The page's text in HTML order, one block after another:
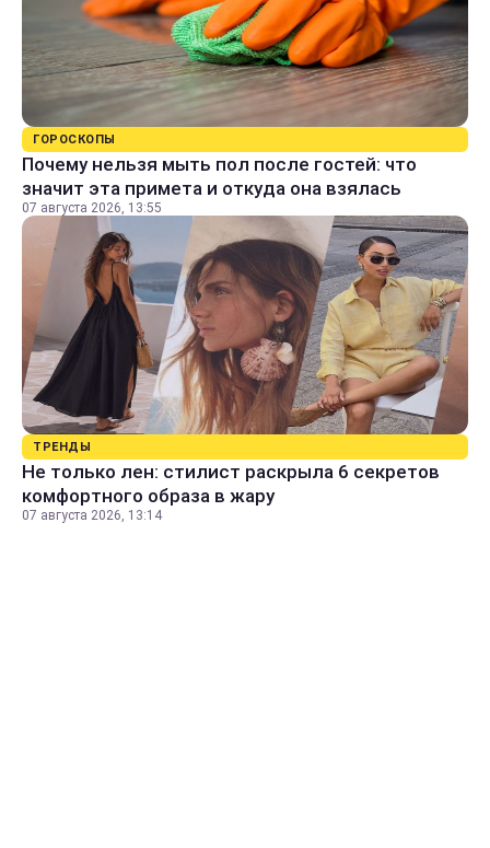
ГОРОСКОПЫ
Почему нельзя мыть пол после гостей: что
значит эта примета и откуда она взялась
07 августа 2026, 13:55
ТРЕНДЫ
Не только лен: стилист раскрыла 6 секретов
комфортного образа в жару
07 августа 2026, 13:14